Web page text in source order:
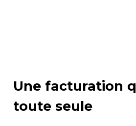
Une facturation
toute seule